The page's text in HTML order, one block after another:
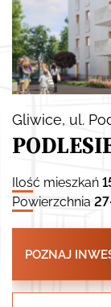
Gliwice, ul.
Ilość mieszkań
Powierzchnia
POZNAJ